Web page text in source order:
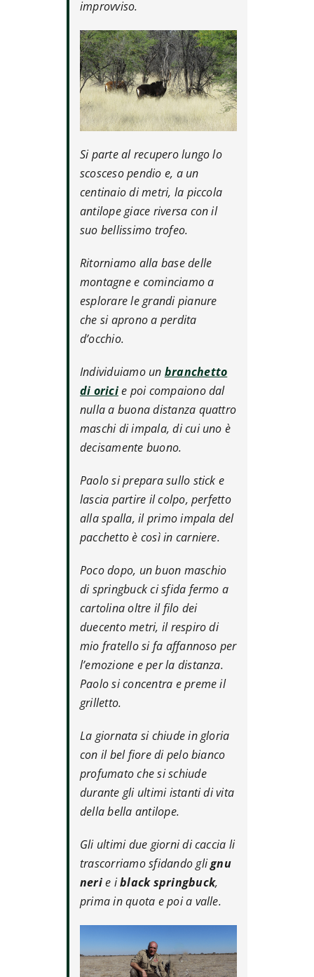
improvviso.
Si parte al recupero lungo lo
scosceso pendio e, a un
centinaio di metri, la piccola
antilope giace riversa con il
suo bellissimo trofeo.
Ritorniamo alla base delle
montagne e cominciamo a
esplorare le grandi pianure
che si aprono a perdita
d’occhio.
Individuiamo un branchetto
di oricie poi compaiono dal
nulla a buona distanza quattro
maschi di impala, di cui uno è
decisamente buono.
Paolo si prepara sullo stick e
lascia partire il colpo, perfetto
alla spalla, il primo impala del
pacchetto è così in carniere.
Poco dopo, un buon maschio
di springbuck ci sfida fermo a
cartolina oltre il filo dei
duecento metri, il respiro di
mio fratello si fa affannoso per
l’emozione e per la distanza.
Paolo si concentra e preme il
grilletto.
La giornata si chiude in gloria
con il bel fiore di pelo bianco
profumato che si schiude
durante gli ultimi istanti di vita
della bella antilope.
Gli ultimi due giorni di caccia li
trascorriamo sfidando glignu
nerie iblack springbuck,
prima in quota e poi a valle.